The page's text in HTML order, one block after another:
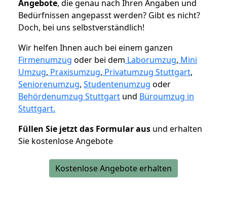
Angebote, die genau nach Ihren Angaben und
Bedürfnissen angepasst werden? Gibt es nicht?
Doch, bei uns selbstverständlich!
Wir helfen Ihnen auch bei einem ganzen
Firmenumzug oder bei dem Laborumzug, Mini
Umzug, Praxisumzug, Privatumzug Stuttgart,
Seniorenumzug, Studentenumzug oder
Behördenumzug Stuttgart und Büroumzug in
Stuttgart.
Füllen Sie jetzt das Formular aus und erhalten
Sie kostenlose Angebote
Kostenlose Angebote erhalten